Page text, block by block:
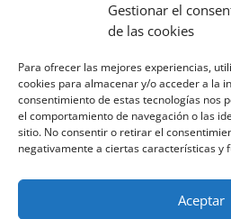
Gestionar el
de las cookies
Para ofrecer las mejores experiencias,
cookies para almacenar y/o acceder a la
consentimiento de estas tecnologías nos
el comportamiento de navegación o las
sitio. No consentir o retirar el
negativamente a ciertas características y
Aceptar